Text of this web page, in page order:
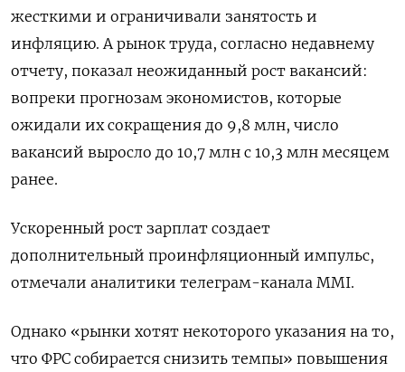
жесткими и ограничивали занятость и
инфляцию. А рынок труда, согласно недавнему
отчету, показал неожиданный рост вакансий:
вопреки прогнозам экономистов, которые
ожидали их сокращения до 9,8 млн, число
вакансий выросло до 10,7 млн с 10,3 млн месяцем
ранее.
Ускоренный рост зарплат создает
дополнительный проинфляционный импульс,
отмечали аналитики телеграм-канала MMI.
Однако «рынки хотят некоторого указания на то,
что ФРС собирается снизить темпы» повышения